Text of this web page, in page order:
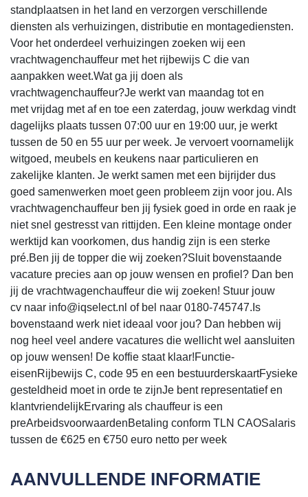
standplaatsen in het land en verzorgen verschillende
diensten als verhuizingen, distributie en montagediensten.
Voor het onderdeel verhuizingen zoeken wij een
vrachtwagenchauffeur met het rijbewijs C die van
aanpakken weet.Wat ga jij doen als
vrachtwagenchauffeur?Je werkt van maandag tot en
met vrijdag met af en toe een zaterdag, jouw werkdag vindt
dagelijks plaats tussen 07:00 uur en 19:00 uur, je werkt
tussen de 50 en 55 uur per week. Je vervoert voornamelijk
witgoed, meubels en keukens naar particulieren en
zakelijke klanten. Je werkt samen met een bijrijder dus
goed samenwerken moet geen probleem zijn voor jou. Als
vrachtwagenchauffeur ben jij fysiek goed in orde en raak je
niet snel gestresst van rittijden. Een kleine montage onder
werktijd kan voorkomen, dus handig zijn is een sterke
pré.Ben jij de topper die wij zoeken?Sluit bovenstaande
vacature precies aan op jouw wensen en profiel? Dan ben
jij de vrachtwagenchauffeur die wij zoeken! Stuur jouw
cv naar info@iqselect.nl of bel naar 0180-745747.Is
bovenstaand werk niet ideaal voor jou? Dan hebben wij
nog heel veel andere vacatures die wellicht wel aansluiten
op jouw wensen! De koffie staat klaar!Functie-
eisenRijbewijs C, code 95 en een bestuurderskaartFysieke
gesteldheid moet in orde te zijnJe bent representatief en
klantvriendelijkErvaring als chauffeur is een
preArbeidsvoorwaardenBetaling conform TLN CAOSalaris
tussen de €625 en €750 euro netto per week
AANVULLENDE INFORMATIE